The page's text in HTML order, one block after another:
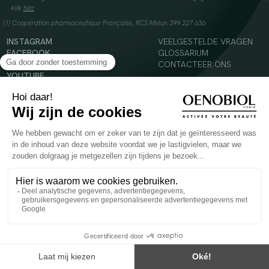
klik hier
(1) Coopération pharmaceutique Française, RCS Melun 399 227 636
INSTAGRAM
FACEBOOK
TIKTOK
YOUTUBE
VEELGESTELDE VRAGEN
GLOSSARIUM
CONTACTEER ONS
Voedingssupplement dat moet worden geconsumeerd als onderdeel van een gevarieerde,
evenwichtige voeding en een gezonde levensstijl. Aanbevolen dagelijkse dosis niet
overschrijden. Enkel voor volwassenen, buiten het bereik van kinderen houden.